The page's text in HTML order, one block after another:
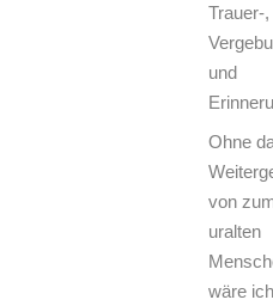
Trauer-,
und
Ohne
von
uralten
wäre